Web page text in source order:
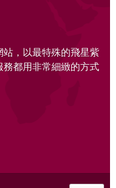
，以最特殊的飛星紫
都用非常細緻的方式